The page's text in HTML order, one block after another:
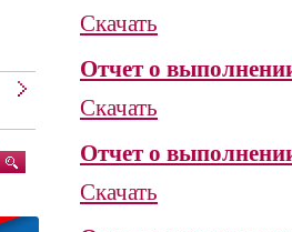
Скачать
Отчет о
Скачать
Отчет о
Скачать